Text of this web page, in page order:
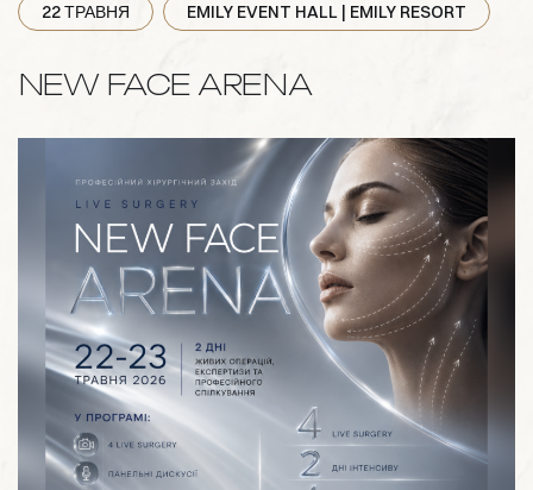
22 ТРАВНЯ EMILY EVENT HALL | EMILY RESORT
NEW FACE ARENA